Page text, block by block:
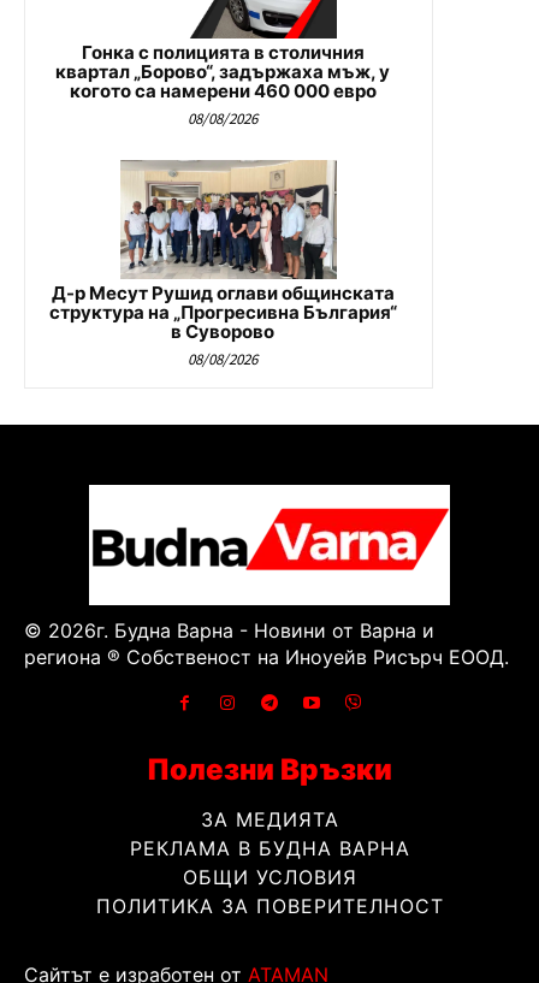
Гонка с полицията в столичния
квартал „Борово“, задържаха мъж, у
когото са намерени 460 000 евро
08/08/2026
Д-р Месут Рушид оглави общинската
структура на „Прогресивна България“
в Суворово
08/08/2026
© 2026г. Будна Варна - Новини от Варна и
региона ® Собственост на Иноуейв Рисърч ЕООД.
Полезни Връзки
ЗА МЕДИЯТА
РЕКЛАМА В БУДНА ВАРНА
ОБЩИ УСЛОВИЯ
ПОЛИТИКА ЗА ПОВЕРИТЕЛНОСТ
Сайтът е изработен от ATAMAN